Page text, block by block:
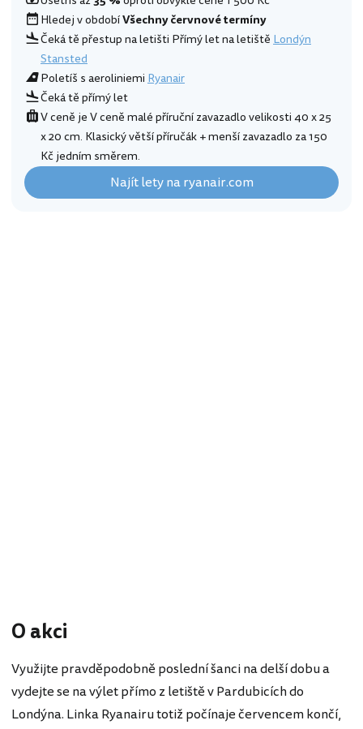
Hledej v obdobíVšechny červnové termíny
Čeká tě přestup na letišti Přímý let na letištěLondýn
Stansted
Poletíš s aeroliniemiRyanair
Čeká tě přímý let
V ceně je V ceně malé příruční zavazadlo velikosti 40 x 25
x 20 cm. Klasický větší příručák + menší zavazadlo za 150
Kč jedním směrem.
Najít lety na ryanair.com
O akci
Využijte pravděpodobně poslední šanci na delší dobu a
vydejte se na výlet přímo z letiště v Pardubicích do
Londýna. Linka Ryanairu totiž počínaje červencem končí,